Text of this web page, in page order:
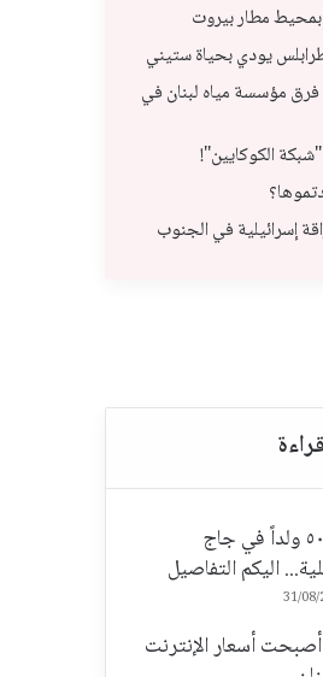
مطار بيروت
يودي بحياة ستيني
فرق مؤسسة مياه لبنان في
الكوكايين"!
إسرائيلية في الجنوب
انقاذ ٥٠ ولداً في جاج
اليكم التفاصيل
31/08/
أسعار الإنترنت